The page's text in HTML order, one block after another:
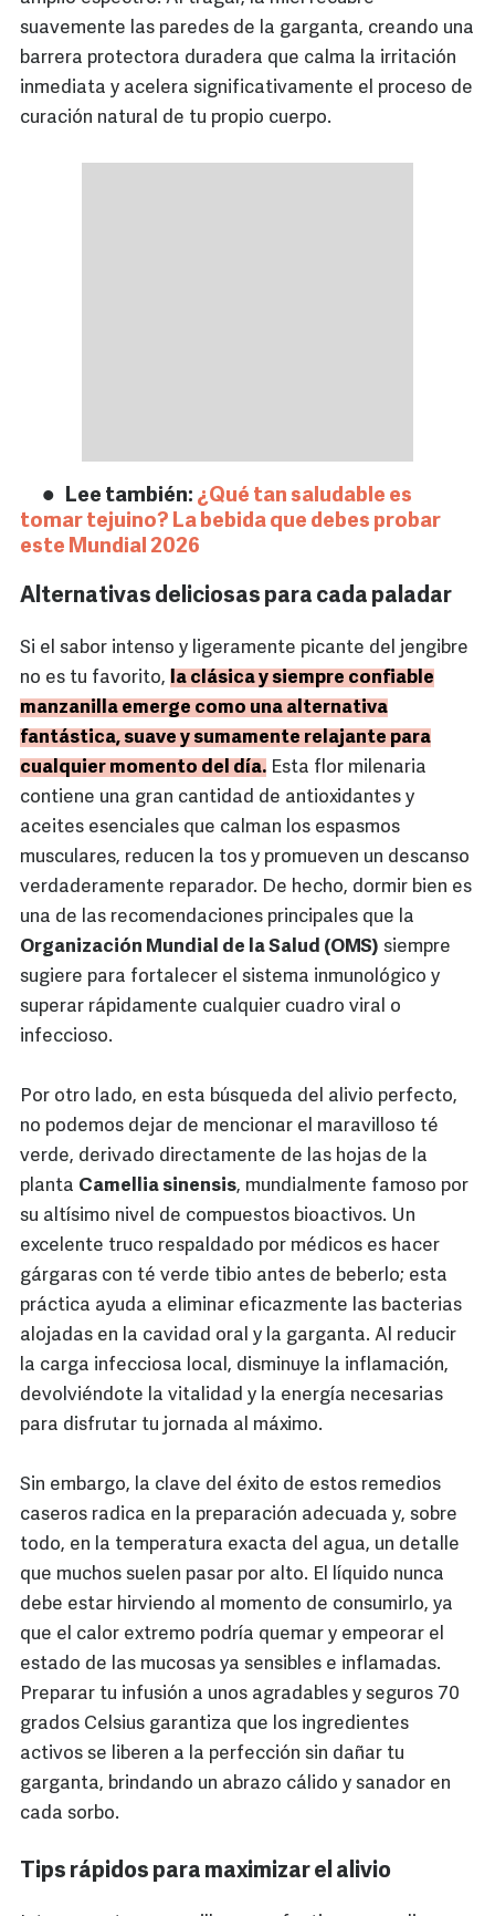
suavemente las paredes de la garganta, creando una
barrera protectora duradera que calma la irritación
inmediata y acelera significativamente el proceso de
curación natural de tu propio cuerpo.
Lee también: ¿Qué tan saludable es
tomar tejuino? La bebida que debes probar
este Mundial 2026
Alternativas deliciosas para cada paladar
Si el sabor intenso y ligeramente picante del jengibre
no es tu favorito, la clásica y siempre confiable
manzanilla emerge como una alternativa
fantástica, suave y sumamente relajante para
cualquier momento del día. Esta flor milenaria
contiene una gran cantidad de antioxidantes y
aceites esenciales que calman los espasmos
musculares, reducen la tos y promueven un descanso
verdaderamente reparador. De hecho, dormir bien es
una de las recomendaciones principales que la
Organización Mundial de la Salud (OMS) siempre
sugiere para fortalecer el sistema inmunológico y
superar rápidamente cualquier cuadro viral o
infeccioso.
Por otro lado, en esta búsqueda del alivio perfecto,
no podemos dejar de mencionar el maravilloso té
verde, derivado directamente de las hojas de la
planta Camellia sinensis, mundialmente famoso por
su altísimo nivel de compuestos bioactivos. Un
excelente truco respaldado por médicos es hacer
gárgaras con té verde tibio antes de beberlo; esta
práctica ayuda a eliminar eficazmente las bacterias
alojadas en la cavidad oral y la garganta. Al reducir
la carga infecciosa local, disminuye la inflamación,
devolviéndote la vitalidad y la energía necesarias
para disfrutar tu jornada al máximo.
Sin embargo, la clave del éxito de estos remedios
caseros radica en la preparación adecuada y, sobre
todo, en la temperatura exacta del agua, un detalle
que muchos suelen pasar por alto. El líquido nunca
debe estar hirviendo al momento de consumirlo, ya
que el calor extremo podría quemar y empeorar el
estado de las mucosas ya sensibles e inflamadas.
Preparar tu infusión a unos agradables y seguros 70
grados Celsius garantiza que los ingredientes
activos se liberen a la perfección sin dañar tu
garganta, brindando un abrazo cálido y sanador en
cada sorbo.
Tips rápidos para maximizar el alivio